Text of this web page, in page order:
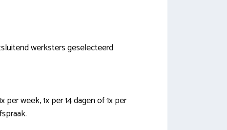
werksters geselecteerd
week, 1x per 14 dagen of 1x per